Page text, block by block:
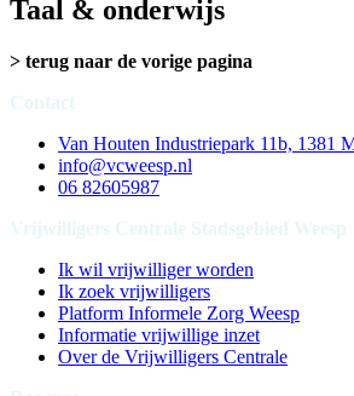
Taal & onderwijs
> terug naar de vorige pagina
Van Houten Industriepark 11b, 1381
info@vcweesp.nl
06 82605987
Ik wil vrijwilliger worden
Ik zoek vrijwilligers
Platform Informele Zorg Weesp
Informatie vrijwillige inzet
Over de Vrijwilligers Centrale